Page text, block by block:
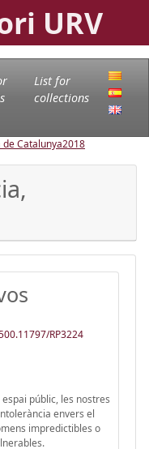
URV
List for
collections
de Catalunya2018
RP3224
públic, les nostres
envers el
impredictibles o